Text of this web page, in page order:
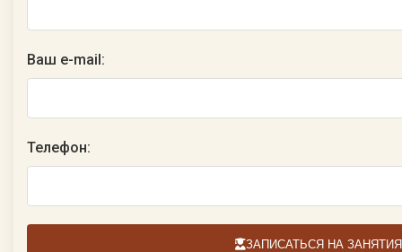
Ваш e-mail:
Телефон:
ЗАПИСАТЬСЯ НА ЗАНЯТИЯ